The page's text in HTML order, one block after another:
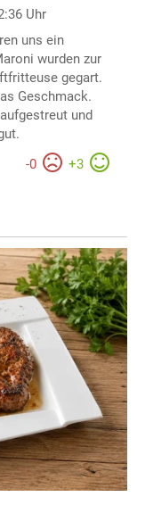
Uhr
uns ein
wurden zur
gegart.
Geschmack.
und
-0 +3